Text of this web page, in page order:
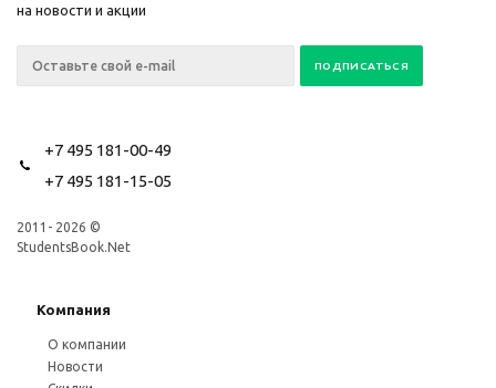
на новости и акции
+7 495 181-00-49
+7 495 181-15-05
2011- 2026 ©
StudentsBook.Net
Компания
О компании
Новости